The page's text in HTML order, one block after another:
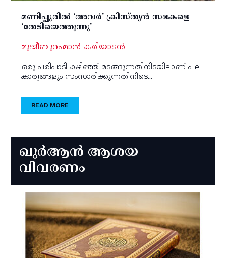
മണിപ്പൂരില്‍ ‘അവര്‍’ ക്രിസ്ത്യന്‍ സഭകളെ
‘തേടിയെത്തുന്നു’
മുജീബുറഹ്മാന്‍ കരിയാടന്‍
ഒരു പരിപാടി കഴിഞ്ഞ് മടങ്ങുന്നതിനിടയിലാണ് പല
കാര്യങ്ങളും സംസാരിക്കുന്നതിനിടെ...
READ MORE
ഖുര്‍ആന്‍ ആശയ
വിവരണം